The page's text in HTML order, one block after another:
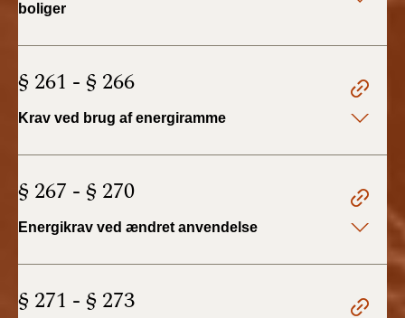
BR18 (10/3-30/6
BR18 (1/1-9/3 2020)
BR18 (4/7-31/12
BR18 (1/1-4/7 2019)
BR18 (1/7-31/12
BR18 (1/1-30/6
2018)
boliger
§ 261 - § 266
Krav ved brug af energiramme
§ 267 - § 270
Energikrav ved ændret anvendelse
§ 271 - § 273